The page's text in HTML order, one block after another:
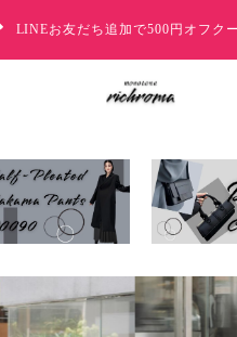
LINEお友だち追加で500円オフク